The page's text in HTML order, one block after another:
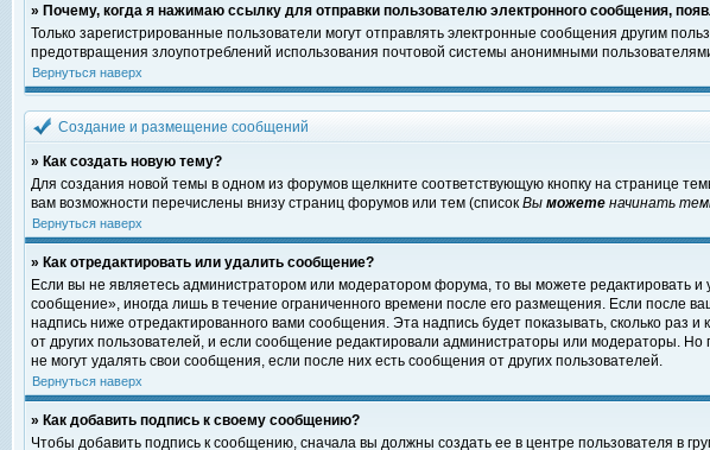
» Почему, когда я нажимаю ссылку для отправки пользователю электронного сообщения,
Только зарегистрированные пользователи могут отправлять электронные сообщения другим
предотвращения злоупотреблений использования почтовой системы анонимными
Вернуться наверх
Создание и размещение сообщений
» Как создать новую тему?
Для создания новой темы в одном из форумов щелкните соответствующую кнопку на странице
вам возможности перечислены внизу страниц форумов или тем (список Вы можете начинать
Вернуться наверх
» Как отредактировать или удалить сообщение?
Если вы не являетесь администратором или модератором форума, то вы можете редактировать
сообщение», иногда лишь в течение ограниченного времени после его размещения. Если после
надпись ниже отредактированного вами сообщения. Эта надпись будет показывать, сколько
от других пользователей, и если сообщение редактировали администраторы или модераторы.
не могут удалять свои сообщения, если после них есть сообщения от других пользователей.
Вернуться наверх
» Как добавить подпись к своему сообщению?
Чтобы добавить подпись к сообщению, сначала вы должны создать ее в центре пользователя в